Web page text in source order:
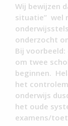
Wij bewijzen
situatie” wel
onderzocht
Bij
om twee
beginnen.
het
onderwijs
het oude
examens/